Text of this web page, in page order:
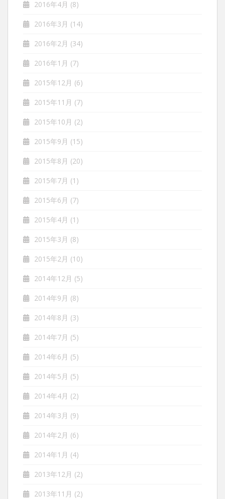
2016年4月 (8)
2016年3月 (14)
2016年2月 (34)
2016年1月 (7)
2015年12月 (6)
2015年11月 (7)
2015年10月 (2)
2015年9月 (15)
2015年8月 (20)
2015年7月 (1)
2015年6月 (7)
2015年4月 (1)
2015年3月 (8)
2015年2月 (10)
2014年12月 (5)
2014年9月 (8)
2014年8月 (3)
2014年7月 (5)
2014年6月 (5)
2014年5月 (5)
2014年4月 (2)
2014年3月 (9)
2014年2月 (6)
2014年1月 (4)
2013年12月 (2)
2013年11月 (2)